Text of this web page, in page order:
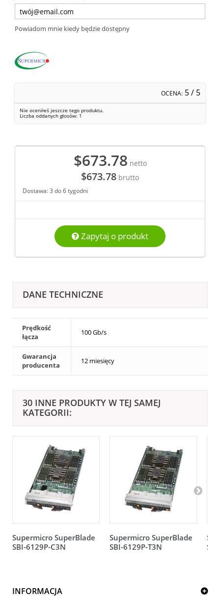
Powiadom mnie kiedy będzie dostępny
OCENA: 5/ 5
Nie oceniłeś jeszcze tego produktu.
Liczba oddanych głosów: 1
$673.78 netto
$673.78 brutto
Dostawa: 3 do 6 tygodni
Zapytaj o produkt
DANE TECHNICZNE
Prędkość
łącza
100 Gb/s
Gwarancja
producenta
12 miesięcy
30 INNE PRODUKTY W TEJ SAMEJ
KATEGORII:
Supermicro SuperBlade
SBI-6129P-C3N
Supermicro SuperBlade
SBI-6129P-T3N
INFORMACJA